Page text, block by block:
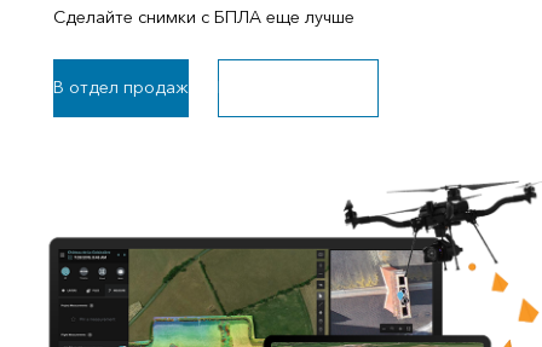
Сделайте снимки с БПЛА еще лучше
В отдел продаж Войдите в Site Scan